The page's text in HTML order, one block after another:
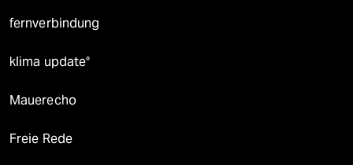
fernverbindung
klima update°
Mauerecho
Freie Rede